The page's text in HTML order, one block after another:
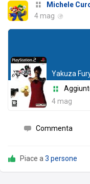
Michele
4 mag
Yakuza
4 mag
Commenta
Piace a 3 persone